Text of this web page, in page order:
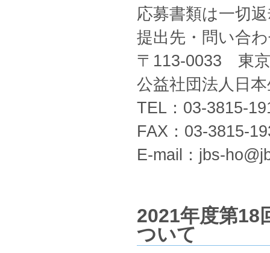
応募書類は一切
提出先・問い合
〒113-0033 東
公益社団法人日
TEL：03-3815-
FAX：03-3815-
E-mail：jbs-
2021年度第18
ついて